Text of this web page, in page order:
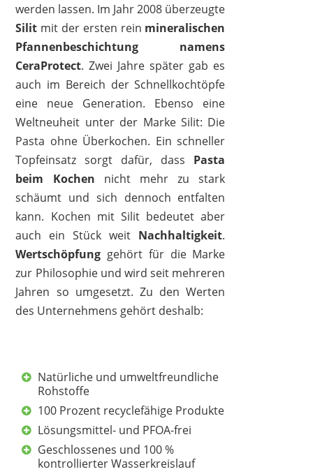
SILIT
105,91 €*
SILIT
34,99 €*
werden lassen. Im Jahr 2008 überzeugte
Silit mit der ersten rein mineralischen
Pfannenbeschichtung
namens
CeraProtect. Zwei Jahre später gab es
auch im Bereich der Schnellkochtöpfe
eine neue Generation. Ebenso eine
Weltneuheit unter der Marke Silit: Die
Pasta ohne Überkochen. Ein schneller
Topfeinsatz sorgt dafür, dass Pasta
beim Kochen nicht mehr zu stark
schäumt und sich dennoch entfalten
kann. Kochen mit Silit bedeutet aber
auch ein Stück weit Nachhaltigkeit.
Wertschöpfung gehört für die Marke
zur Philosophie und wird seit mehreren
Jahren so umgesetzt. Zu den Werten
des Unternehmens gehört deshalb:
Natürliche und umweltfreundliche
Rohstoffe
100 Prozent recyclefähige Produkte
Lösungsmittel- und PFOA-frei
Geschlossenes und 100 %
kontrollierter Wasserkreislauf